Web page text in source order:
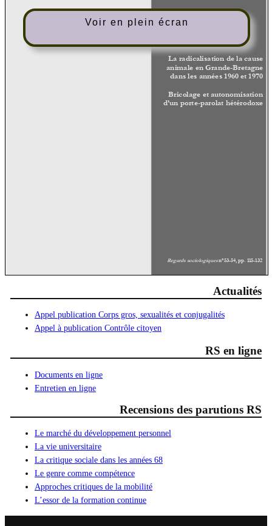
Voir en plein écran
Actualités
Appel publication Corps gros, sexualités et conjugalités
Appel à publication Contrôle citoyen
RS en ligne
Documents en ligne
Entretien en ligne
Recensions des parutions RS
Le marché du développement personnel
La vie universitaire
La critique sociale dans les années 68
Le genre comme compétence
Approches critiques de la mobilité
L’essor de la formation continue